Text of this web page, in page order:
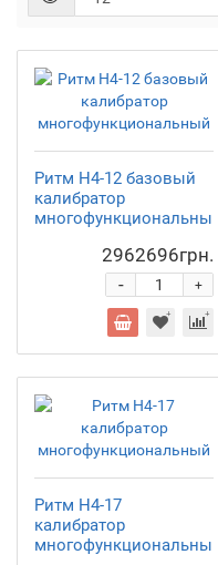
Ритм Н4-12 базовый
калибратор
многофункциональный
2962696грн.
+
-
Ритм Н4-17
калибратор
многофункциональный